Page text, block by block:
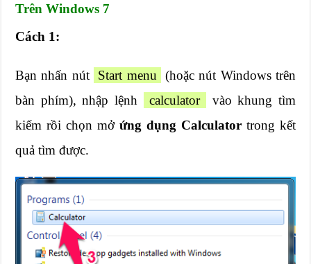
Trên Windows 7
Cách 1:
Bạn nhấn nút Start menu
(hoặc nút Windows trên
bàn phím), nhập lệnh
calculator
vào khung tìm
kiếm rồi chọn mở ứng dụng Calculatortrong kết
quả tìm được.